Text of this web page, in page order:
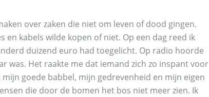
over zaken die niet om leven of dood gingen.
kabels wilde kopen of niet. Op een dag reed ik
duizend euro had toegelicht. Op radio hoorde
was. Het raakte me dat iemand zich zo inspant voor
goede babbel, mijn gedrevenheid en mijn eigen
die door de bomen het bos niet meer zien. Ik